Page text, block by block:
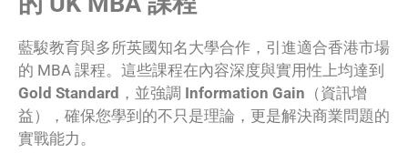
藍駿教育與多所英國知名大學合作，引進適合香港市場
的 MBA 課程。這些課程在內容深度與實用性上均達到
Gold Standard ，並強調 Information Gain （資訊增
益），確保您學到的不只是理論，更是解決商業問題的
實戰能力。